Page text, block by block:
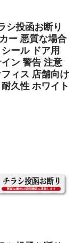
シ投函お断り
ー 悪質な場合
ール ドア用
ン 警告 注意
フィス 店舗向け
久性 ホワイト